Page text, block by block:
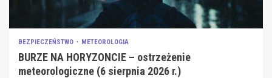
BEZPIECZEŃSTWO METEOROLOGIA
BURZE NA HORYZONCIE – ostrzeżenie
meteorologiczne (6 sierpnia 2026 r.)